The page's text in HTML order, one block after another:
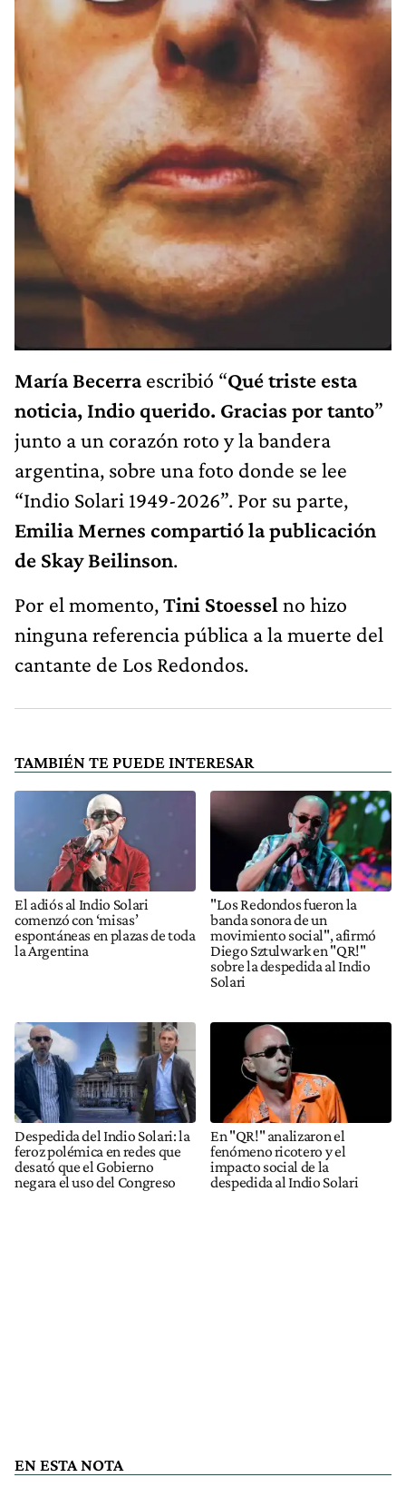
María Becerraescribió “Qué triste esta
noticia, Indio querido. Gracias por tanto”
junto a un corazón roto y la bandera
argentina, sobre una foto donde se lee
“Indio Solari 1949-2026”. Por su parte,
Emilia Mernes compartió la publicación
de Skay Beilinson.
Por el momento,Tini Stoessel no hizo
ninguna referencia pública a la muerte del
cantante de Los Redondos.
TAMBIÉN TE PUEDE INTERESAR
El adiós al Indio Solari
comenzó con ‘misas’
espontáneas en plazas de toda
la Argentina
"Los Redondos fueron la
banda sonora de un
movimiento social", afirmó
Diego Sztulwark en "QR!"
sobre la despedida al Indio
Solari
Despedida del Indio Solari: la
feroz polémica en redes que
desató que el Gobierno
negara el uso del Congreso
En "QR!" analizaron el
fenómeno ricotero y el
impacto social de la
despedida al Indio Solari
EN ESTA NOTA